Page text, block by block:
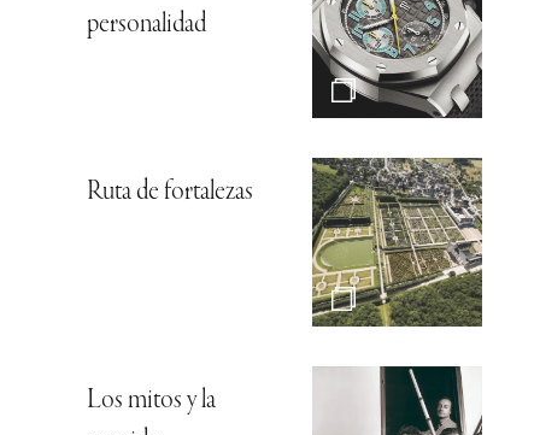
personalidad
Ruta de fortalezas
Los mitos y la